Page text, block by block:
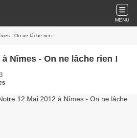
MENU
- On ne lâche rien !
à Nîmes - On ne lâche rien !